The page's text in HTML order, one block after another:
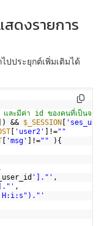
ดงรายการ
ปประยุกต์เพิ่มเติมได้
ะมีค่า id ของคนที่เป็นจะส่
&& $_SESSION [
[ 'user2' ]!=""
[ 'msg' ]!=""
){
,
']."' ,
,
H:i:s")."'